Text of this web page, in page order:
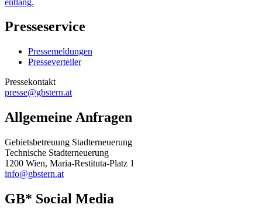
Presseservice
Pressemeldungen
Presseverteiler
Pressekontakt
presse@gbstern.at
Allgemeine Anfragen
Gebietsbetreuung Stadterneuerung
Technische Stadterneuerung
1200 Wien, Maria-Restituta-Platz 1
info@gbstern.at
GB* Social Media